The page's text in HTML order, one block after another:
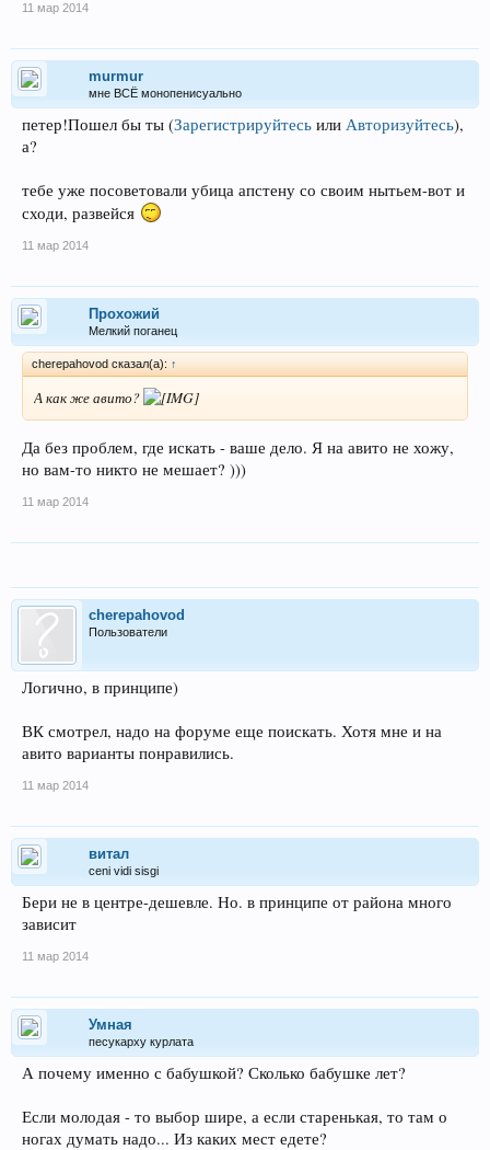
11 мар 2014
murmur
мне ВСЁ монопенисуально
петер!Пошел бы ты (Зарегистрируйтесь или Авторизуйтесь),
а?
тебе уже посоветовали убица апстену со своим нытьем-вот и
сходи, развейся
11 мар 2014
Прохожий
Мелкий поганец
cherepahovod сказал(а): ↑
А как же авито?
Да без проблем, где искать - ваше дело. Я на авито не хожу,
но вам-то никто не мешает? )))
11 мар 2014
cherepahovod
Пользователи
Логично, в принципе)
ВК смотрел, надо на форуме еще поискать. Хотя мне и на
авито варианты понравились.
11 мар 2014
витал
ceni vidi sisgi
Бери не в центре-дешевле. Но. в принципе от района много
зависит
11 мар 2014
Умная
песукарху курлата
А почему именно с бабушкой? Сколько бабушке лет?
Если молодая - то выбор шире, а если старенькая, то там о
ногах думать надо... Из каких мест едете?